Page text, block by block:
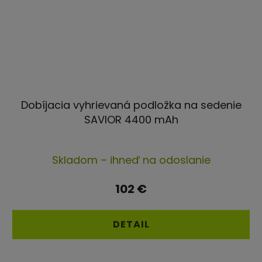
Dobíjacia vyhrievaná podložka na sedenie
SAVIOR 4400 mAh
Skladom – ihneď na odoslanie
102 €
DETAIL